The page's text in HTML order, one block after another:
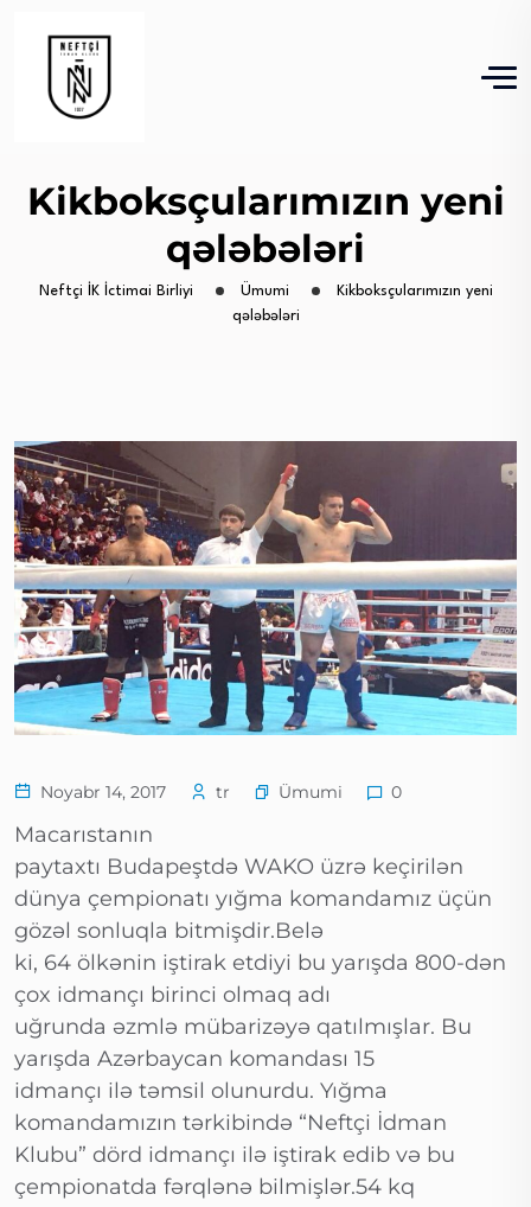
Kikboksçularımızın yeni
qələbələri
Neftçi İK İctimai Birliyi Ümumi
Kikboksçularımızın yeni
qələbələri
Noyabr 14, 2017 tr Ümumi 0
Macarıstanın
paytaxtı Budapeştdə WAKO üzrə keçirilən
dünya çempionatı yığma komandamız üçün
gözəl sonluqla bitmişdir.Belə
ki, 64 ölkənin iştirak etdiyi bu yarışda 800-dən
çox idmançı birinci olmaq adı
uğrunda əzmlə mübarizəyə qatılmışlar. Bu
yarışda Azərbaycan komandası 15
idmançı ilə təmsil olunurdu. Yığma
komandamızın tərkibində “Neftçi İdman
Klubu” dörd idmançı ilə iştirak edib və bu
çempionatda fərqlənə bilmişlər.54 kq